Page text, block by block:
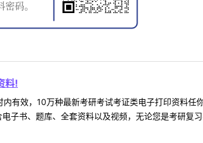
料!
内有效，10万种最新考研考试考证类电子打印资料
子书、题库、全套资料以及视频，无论您是考研复